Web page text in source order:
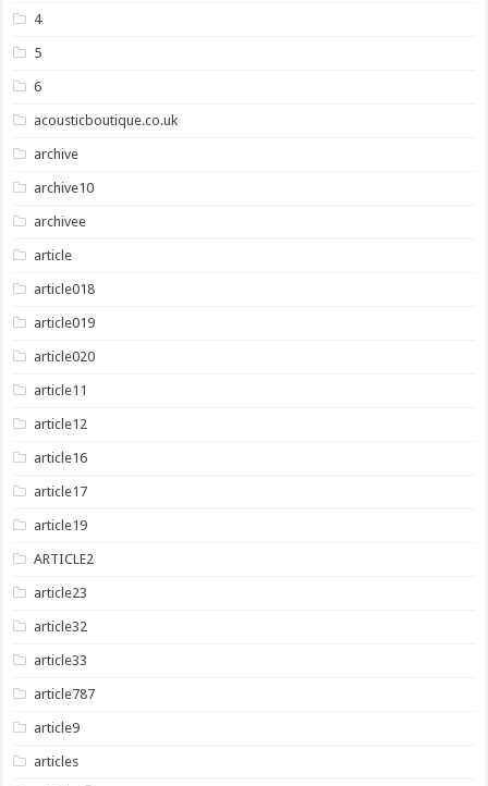
4
5
6
acousticboutique.co.uk
archive
archive10
archivee
article
article018
article019
article020
article11
article12
article16
article17
article19
ARTICLE2
article23
article32
article33
article787
article9
articles